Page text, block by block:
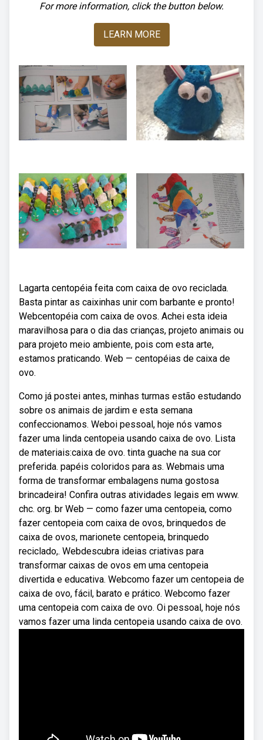
For more information, click the button below.
LEARN MORE
Lagarta centopéia feita com caixa de ovo reciclada.
Basta pintar as caixinhas unir com barbante e pronto!
Webcentopéia com caixa de ovos. Achei esta ideia
maravilhosa para o dia das crianças, projeto animais ou
para projeto meio ambiente, pois com esta arte,
estamos praticando. Web — centopéias de caixa de
ovo.
Como já postei antes, minhas turmas estão estudando
sobre os animais de jardim e esta semana
confeccionamos. Weboi pessoal, hoje nós vamos
fazer uma linda centopeia usando caixa de ovo. Lista
de materiais:caixa de ovo. tinta guache na sua cor
preferida. papéis coloridos para as. Webmais uma
forma de transformar embalagens numa gostosa
brincadeira! Confira outras atividades legais em www.
chc. org. br Web — como fazer uma centopeia, como
fazer centopeia com caixa de ovos, brinquedos de
caixa de ovos, marionete centopeia, brinquedo
reciclado,. Webdescubra ideias criativas para
transformar caixas de ovos em uma centopeia
divertida e educativa. Webcomo fazer um centopeia de
caixa de ovo, fácil, barato e prático. Webcomo fazer
uma centopeia com caixa de ovo. Oi pessoal, hoje nós
vamos fazer uma linda centopeia usando caixa de ovo.